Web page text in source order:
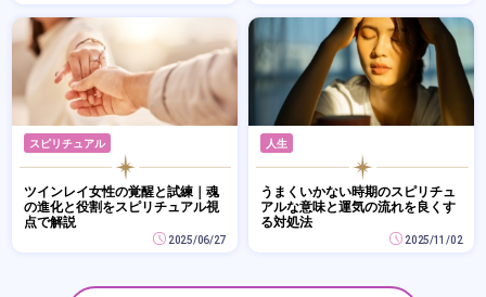
スピリチュアル
ツインレイ女性の覚醒と試練｜魂
の進化と役割をスピリチュアル視
点で解説
2025/06/27
人生
うまくいかない時期のスピリチュ
アルな意味と運気の流れを良くす
る対処法
2025/11/02